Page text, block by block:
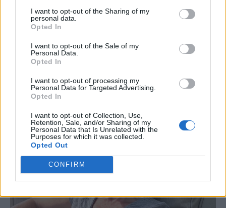
I want to opt-out of the Sharing of my
personal data.
Opted In
I want to opt-out of the Sale of my
Personal Data.
Opted In
I want to opt-out of processing my
Personal Data for Targeted Advertising.
Opted In
I want to opt-out of Collection, Use,
Retention, Sale, and/or Sharing of my
Personal Data that Is Unrelated with the
Purposes for which it was collected.
Opted Out
CONFIRM